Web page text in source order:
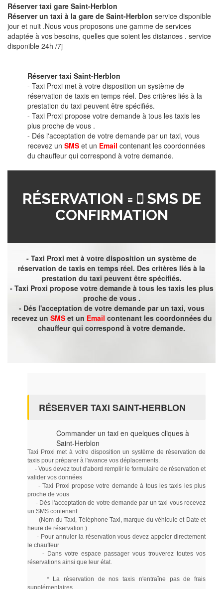
Réserver taxi gare Saint-Herblon
Réserver un taxi à la gare de Saint-Herblon service disponible
jour et nuit .Nous vous proposons une gamme de services
adaptée à vos besoins, quelles que soient les distances . service
disponible 24h /7j
Réserver taxi Saint-Herblon
- Taxi Proxi met à votre disposition un système de
réservation de taxis en temps réel. Des critères liés à la
prestation du taxi peuvent être spécifiés.
- Taxi Proxi propose votre demande à tous les taxis les
plus proche de vous .
- Dés l'acceptation de votre demande par un taxi, vous
recevez un SMS et un Email contenant les coordonnées
du chauffeur qui correspond à votre demande.
RÉSERVATION =
SMS DE
CONFIRMATION
- Taxi Proxi met à votre disposition un système de
réservation de taxis en temps réel. Des critères liés à la
prestation du taxi peuvent être spécifiés.
- Taxi Proxi propose votre demande à tous les taxis les plus
proche de vous .
- Dés l'acceptation de votre demande par un taxi, vous
recevez un SMSet un Email contenant les coordonnées du
chauffeur qui correspond à votre demande.
RÉSERVER TAXI SAINT-HERBLON
Commander un taxi en quelques cliques à
Saint-Herblon
Taxi Proxi met à votre disposition un système de réservation de
taxis pour préparer à l'avance vos déplacements.
- Vous devez tout d'abord remplir le formulaire de réservation et
valider vos données
- Taxi Proxi propose votre demande à tous les taxis les plus
proche de vous
- Dés l'acceptation de votre demande par un taxi vous recevez
un SMS contenant
(Nom du Taxi, Téléphone Taxi, marque du véhicule et Date et
heure de réservation )
- Pour annuler la réservation vous devez appeler directement
le chauffeur
- Dans votre espace passager vous trouverez toutes vos
réservations ainsi que leur état.
* La réservation de nos taxis n'entraîne pas de frais
supplémentaires.